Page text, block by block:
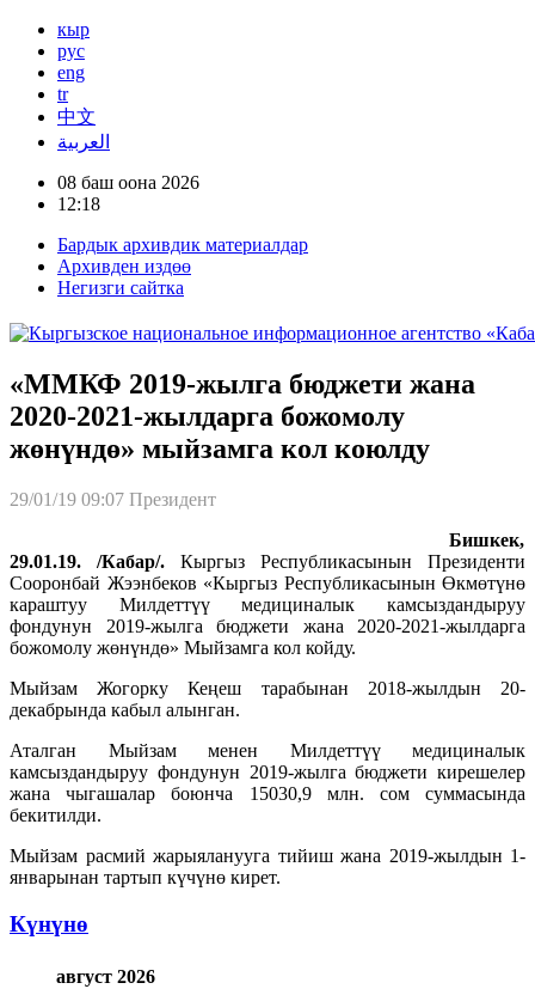
кыр
рус
eng
tr
中文
العربية
08 баш оона 2026
12:18
Бардык архивдик материалдар
Архивден издөө
Негизги сайтка
«ММКФ 2019-жылга бюджети жана
2020-2021-жылдарга божомолу
жөнүндө» мыйзамга кол коюлду
29/01/19 09:07 Президент
Бишкек,
29.01.19. /Кабар/. Кыргыз Республикасынын Президенти
Сооронбай Жээнбеков «Кыргыз Республикасынын Өкмөтүнө
караштуу Милдеттүү медициналык камсыздандыруу
фондунун 2019-жылга бюджети жана 2020-2021-жылдарга
божомолу жөнүндө» Мыйзамга кол койду.
Мыйзам Жогорку Кеңеш тарабынан 2018-жылдын 20-
декабрында кабыл алынган.
Аталган Мыйзам менен Милдеттүү медициналык
камсыздандыруу фондунун 2019-жылга бюджети кирешелер
жана чыгашалар боюнча 15030,9 млн. сом суммасында
бекитилди.
Мыйзам расмий жарыяланууга тийиш жана 2019-жылдын 1-
январынан тартып күчүнө кирет.
Күнүнө
август 2026